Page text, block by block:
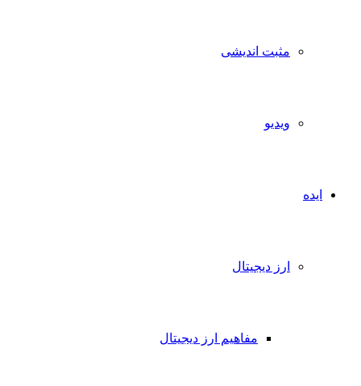
مثبت اندیشی
ارز دیجیتال
مفاهیم ارز دیجیتال